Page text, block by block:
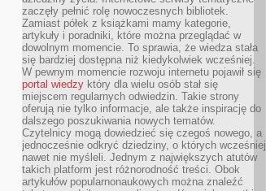
zaczęły pełnić rolę nowoczesnych bibliotek.
Zamiast półek z książkami mamy kategorie,
artykuły i poradniki, które można przeglądać w
dowolnym momencie. To sprawia, że wiedza stała
się bardziej dostępna niż kiedykolwiek wcześniej.
W pewnym momencie rozwoju internetu pojawił się
portal wiedzy który dla wielu osób stał się
miejscem regularnych odwiedzin. Takie strony
oferują nie tylko informacje, ale także inspirację do
dalszego poszukiwania nowych tematów.
Czytelnicy mogą dowiedzieć się czegoś nowego, a
jednocześnie odkryć dziedziny, o których wcześniej
nawet nie myśleli. Jednym z największych atutów
takich platform jest różnorodność treści. Obok
artykułów popularnonaukowych można znaleźć